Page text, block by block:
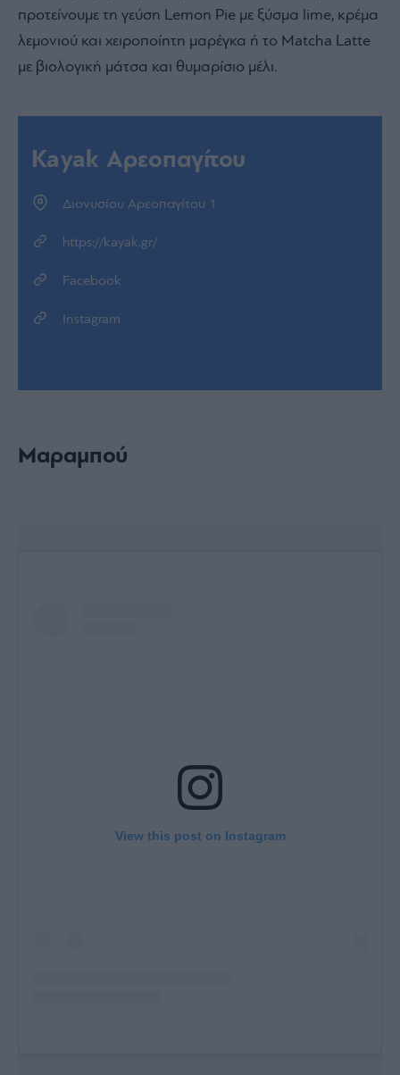
προτείνουμε τη γεύση Lemon Pie με ξύσμα lime, κρέμα
λεμονιού και χειροποίητη μαρέγκα ή το Matcha Latte
με βιολογική μάτσα και θυμαρίσιο μέλι.
Kayak Αρεοπαγίτου
Διονυσίου Αρεοπαγίτου 1
https://kayak.gr/
Facebook
Instagram
Μαραμπού
View this post on Instagram